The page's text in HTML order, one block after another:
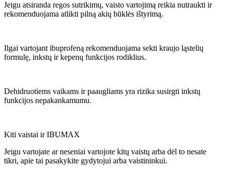
Jeigu atsiranda regos sutrikimų, vaisto vartojimą reikia nutraukti ir
rekomenduojama atlikti pilną akių būklės ištyrimą.
Ilgai vartojant ibuprofeną rekomenduojama sekti kraujo ląstelių
formulę, inkstų ir kepenų funkcijos rodiklius.
Dehidruotiems vaikams ir paaugliams yra rizika susirgti inkstų
funkcijos nepakankamumu.
Kiti vaistai ir IBUMAX
Jeigu vartojate ar neseniai vartojote kitų vaistų arba dėl to nesate
tikri, apie tai pasakykite gydytojui arba vaistininkui.